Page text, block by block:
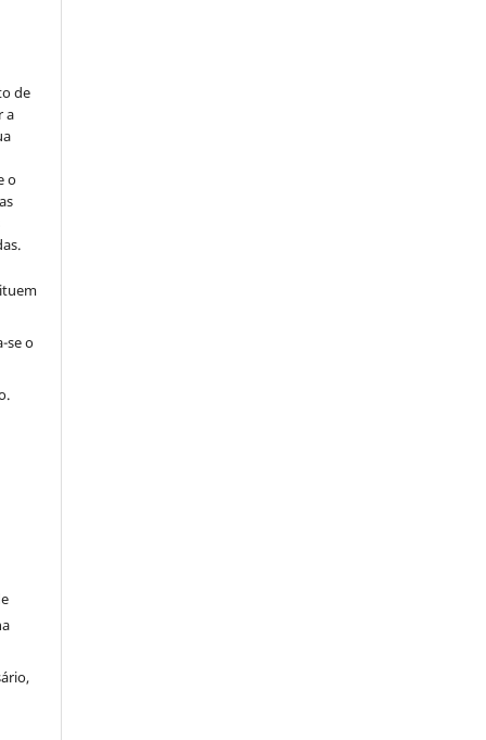
de
a
o
se o